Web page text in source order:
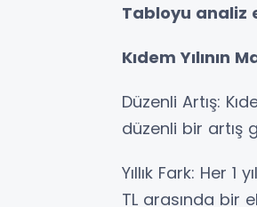
Tabloyu analiz
Kıdem Yılının
Düzenli Artış:
düzenli bir artış
Yıllık Fark: Her 1
TL arasında bir